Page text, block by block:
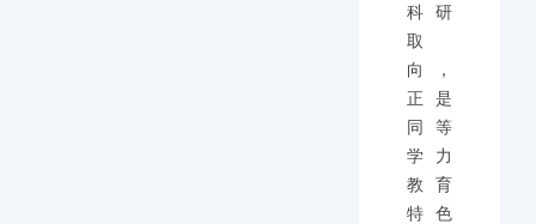
科研
取
向，
正是
同等
学力
教育
特色